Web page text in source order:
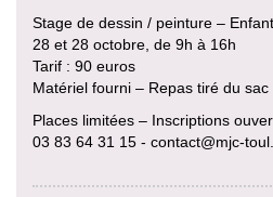
Stage de dessin / peinture –
28 et 28 octobre, de 9h à 16h
Tarif : 90 euros
Matériel fourni – Repas tiré du sac
Places limitées – Inscriptions
03 83 64 31 15 - contact@mjc-